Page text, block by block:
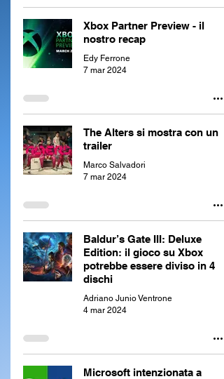
Xbox Partner Preview - il
nostro recap
Edy Ferrone
7 mar 2024
The Alters si mostra con un
trailer
Marco Salvadori
7 mar 2024
Baldur’s Gate III: Deluxe
Edition: il gioco su Xbox
potrebbe essere diviso in 4
dischi
Adriano Junio Ventrone
4 mar 2024
Microsoft intenzionata a